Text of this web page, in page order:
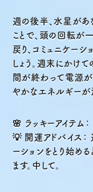
週の後半、水星があ
ことで、頭の回転が
戻り、コミュニケー
しょう。週末にかけ
間が終わって電源が
やかなエネルギーが
🌸 ラッキーアイテム
💡 開運アドバイス：
ーションをとり始め
ます。中して。